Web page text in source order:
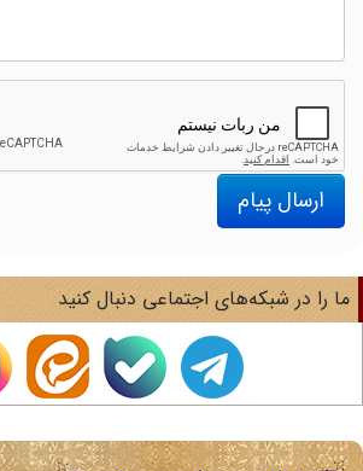
ارسال پیام
را در شبکه‌های اجتماعی دنبال کنید